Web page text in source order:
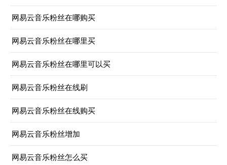
网易云音乐粉丝在哪购买
网易云音乐粉丝在哪里买
网易云音乐粉丝在哪里可以买
网易云音乐粉丝在线刷
网易云音乐粉丝在线购买
网易云音乐粉丝增加
网易云音乐粉丝怎么买